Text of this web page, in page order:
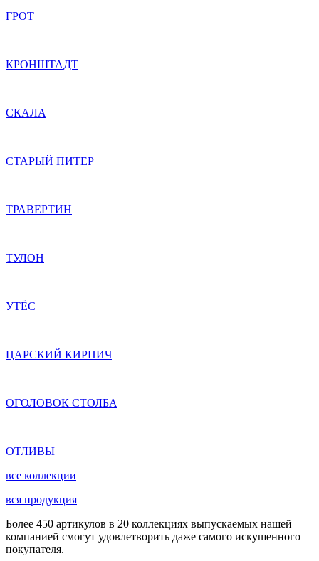
ГРОТ
КРОНШТАДТ
СКАЛА
СТАРЫЙ ПИТЕР
ТРАВЕРТИН
ТУЛОН
УТЁС
ЦАРСКИЙ КИРПИЧ
ОГОЛОВОК СТОЛБА
ОТЛИВЫ
все коллекции
вся продукция
Более 450 артикулов в 20 коллекциях выпускаемых нашей
компанией смогут удовлетворить даже самого искушенного
покупателя.